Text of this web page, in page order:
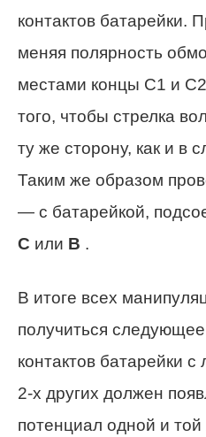
контактов батарейки.
меняя полярность
местами концы С1 и
того, чтобы стрелка
ту же сторону, как и в
Таким же образом
— с батарейкой,
C или B .
В итоге всех
получиться
контактов батарейки
2-х других должен
потенциал одной и